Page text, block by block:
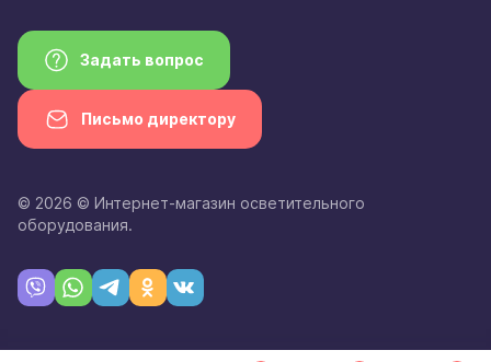
Задать вопрос
Письмо директору
© 2026 © Интернет-магазин осветительного
оборудования.